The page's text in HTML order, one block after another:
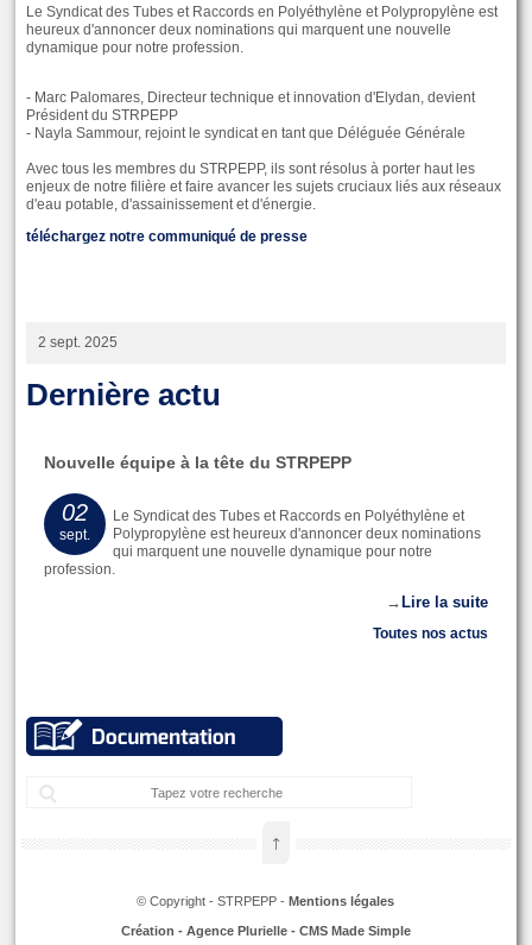
Le Syndicat des Tubes et Raccords en Polyéthylène et Polypropylène est
heureux d'annoncer deux nominations qui marquent une nouvelle
dynamique pour notre profession.
- Marc Palomares, Directeur technique et innovation d'Elydan, devient
Président du STRPEPP
- Nayla Sammour, rejoint le syndicat en tant que Déléguée Générale
Avec tous les membres du STRPEPP, ils sont résolus à porter haut les
enjeux de notre filière et faire avancer les sujets cruciaux liés aux réseaux
d'eau potable, d'assainissement et d'énergie.
téléchargez notre communiqué de presse
2 sept. 2025
Dernière actu
Nouvelle équipe à la tête du STRPEPP
02
sept.
Le Syndicat des Tubes et Raccords en Polyéthylène et
Polypropylène est heureux d'annoncer deux nominations
qui marquent une nouvelle dynamique pour notre
profession.
Lire la suite
→
Toutes nos actus
↑
© Copyright - STRPEPP - Mentions légales
Création - Agence Plurielle - CMS Made Simple